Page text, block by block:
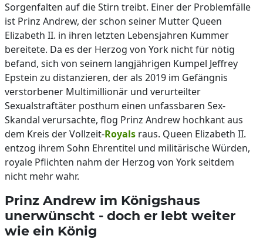
Sorgenfalten auf die Stirn treibt. Einer der Problemfälle
ist Prinz Andrew, der schon seiner Mutter Queen
Elizabeth II. in ihren letzten Lebensjahren Kummer
bereitete. Da es der Herzog von York nicht für nötig
befand, sich von seinem langjährigen Kumpel Jeffrey
Epstein zu distanzieren, der als 2019 im Gefängnis
verstorbener Multimillionär und verurteilter
Sexualstraftäter posthum einen unfassbaren Sex-
Skandal verursachte, flog Prinz Andrew hochkant aus
dem Kreis der Vollzeit-Royals raus. Queen Elizabeth II.
entzog ihrem Sohn Ehrentitel und militärische Würden,
royale Pflichten nahm der Herzog von York seitdem
nicht mehr wahr.
Prinz Andrew im Königshaus
unerwünscht - doch er lebt weiter
wie ein König